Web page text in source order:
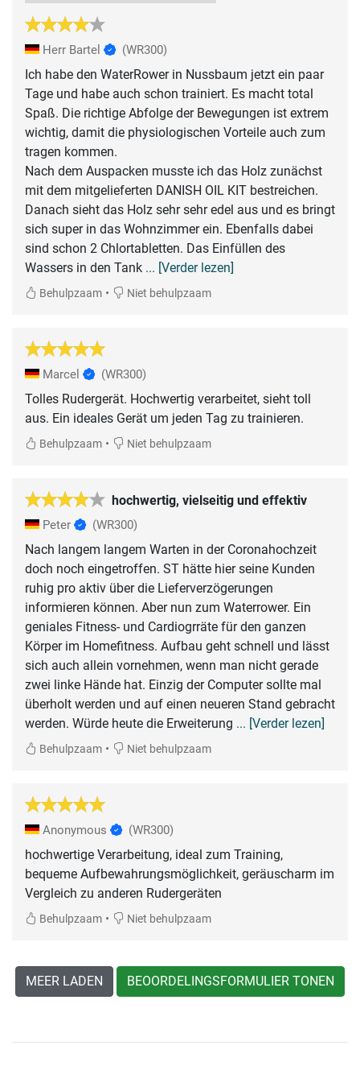
Herr Bartel (WR300)
Ich habe den WaterRower in Nussbaum jetzt ein paar
Tage und habe auch schon trainiert. Es macht total
Spaß. Die richtige Abfolge der Bewegungen ist extrem
wichtig, damit die physiologischen Vorteile auch zum
tragen kommen.
Nach dem Auspacken musste ich das Holz zunächst
mit dem mitgelieferten DANISH OIL KIT bestreichen.
Danach sieht das Holz sehr sehr edel aus und es bringt
sich super in das Wohnzimmer ein. Ebenfalls dabei
sind schon 2 Chlortabletten. Das Einfüllen des
Wassers in den Tank ... [Verder lezen]
Behulpzaam • Niet behulpzaam
Marcel (WR300)
Tolles Rudergerät. Hochwertig verarbeitet, sieht toll
aus. Ein ideales Gerät um jeden Tag zu trainieren.
Behulpzaam • Niet behulpzaam
hochwertig, vielseitig und effektiv
Peter (WR300)
Nach langem langem Warten in der Coronahochzeit
doch noch eingetroffen. ST hätte hier seine Kunden
ruhig pro aktiv über die Lieferverzögerungen
informieren können. Aber nun zum Waterrower. Ein
geniales Fitness- und Cardiogrräte für den ganzen
Körper im Homefitness. Aufbau geht schnell und lässt
sich auch allein vornehmen, wenn man nicht gerade
zwei linke Hände hat. Einzig der Computer sollte mal
überholt werden und auf einen neueren Stand gebracht
werden. Würde heute die Erweiterung ... [Verder lezen]
Behulpzaam • Niet behulpzaam
Anonymous (WR300)
hochwertige Verarbeitung, ideal zum Training,
bequeme Aufbewahrungsmöglichkeit, geräuscharm im
Vergleich zu anderen Rudergeräten
Behulpzaam • Niet behulpzaam
MEER LADEN BEOORDELINGSFORMULIER TONEN